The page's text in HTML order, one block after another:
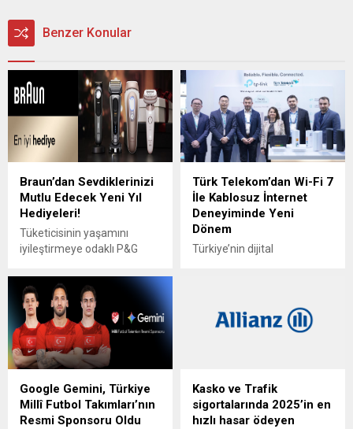
Benzer Konular
Braun’dan Sevdiklerinizi
Mutlu Edecek Yeni Yıl
Hediyeleri!
Tüketicisinin yaşamını
iyileştirmeye odaklı P&G
hediye arayışında olanların
telaşına son verecek.
Dünyanın ilk akıllı IPL cihazı
Braun IPL Skin i·expert ve stil
sahibi erkeklerin kurtarıcısı
Braun Series 9 Pro + ile
özel hissettirin! Sevdiklerinin
yeni yılda pürüzsüzlüğü
deneyimlemesini isteyenler
Türk Telekom’dan Wi-Fi 7
İle Kablosuz İnternet
Deneyiminde Yeni
Dönem
Türkiye’nin dijital
buluşturma amacıyla ilklere
imza atmaya devam ediyor.
hız, düşük gecikme ve çoklu
cihaz desteği açısından
avantajlar sağlayan
Google Gemini, Türkiye
Millî Futbol Takımları’nın
Resmi Sponsoru Oldu
Kasko ve Trafik
sigortalarında 2025’in en
hızlı hasar ödeyen